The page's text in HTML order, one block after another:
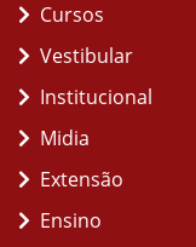
Cursos
Vestibular
Institucional
Midia
Extensão
Ensino